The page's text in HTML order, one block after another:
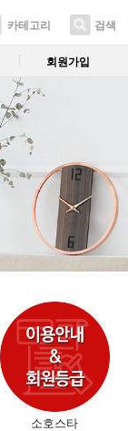
카테고리 검색
회원가입
소호스타